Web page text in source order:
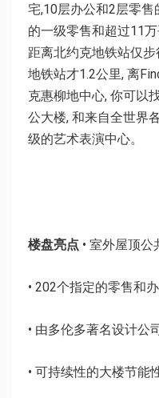
宅,10层办公和2层零售
的一级零售和超过11
距离北约克地铁站仅步
地铁站才1.2公里, 离
克惠柳地中心, 你可以
公大楼, 和来自全世界
级的艺术表演中心。
楼盘亮点 • 室外屋顶公
• 202个指定的零售和
• 由多伦多著名设计公
• 可持续性的大楼节能